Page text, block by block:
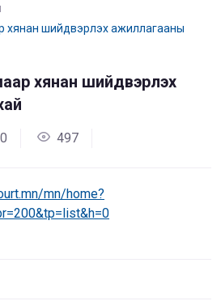
хянан шийдвэрлэх ажиллагааны
хянан шийдвэрлэх
497
mn/home?
зохион байгууллаа
2023-06-15 00:00:00